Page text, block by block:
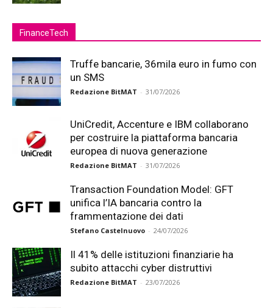
FinanceTech
Truffe bancarie, 36mila euro in fumo con
un SMS
Redazione BitMAT - 31/07/2026
UniCredit, Accenture e IBM collaborano
per costruire la piattaforma bancaria
europea di nuova generazione
Redazione BitMAT - 31/07/2026
Transaction Foundation Model: GFT
unifica l’IA bancaria contro la
frammentazione dei dati
Stefano Castelnuovo - 24/07/2026
Il 41% delle istituzioni finanziarie ha
subito attacchi cyber distruttivi
Redazione BitMAT - 23/07/2026